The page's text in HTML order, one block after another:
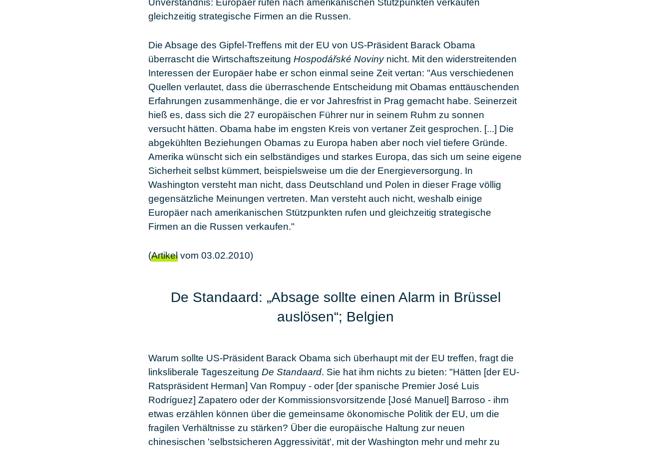
Unverständnis: Europäer rufen nach amerikanischen Stützpunkten verkaufen
gleichzeitig strategische Firmen an die Russen.
Die Absage des Gipfel-Treffens mit der EU von US-Präsident Barack Obama
überrascht die Wirtschaftszeitung Hospodářské Novinynicht. Mit den widerstreitenden
Interessen der Europäer habe er schon einmal seine Zeit vertan: "Aus verschiedenen
Quellen verlautet, dass die überraschende Entscheidung mit Obamas enttäuschenden
Erfahrungen zusammenhänge, die er vor Jahresfrist in Prag gemacht habe. Seinerzeit
hieß es, dass sich die 27 europäischen Führer nur in seinem Ruhm zu sonnen
versucht hätten. Obama habe im engsten Kreis von vertaner Zeit gesprochen. [...] Die
abgekühlten Beziehungen Obamas zu Europa haben aber noch viel tiefere Gründe.
Amerika wünscht sich ein selbständiges und starkes Europa, das sich um seine eigene
Sicherheit selbst kümmert, beispielsweise um die der Energieversorgung. In
Washington versteht man nicht, dass Deutschland und Polen in dieser Frage völlig
gegensätzliche Meinungen vertreten. Man versteht auch nicht, weshalb einige
Europäer nach amerikanischen Stützpunkten rufen und gleichzeitig strategische
Firmen an die Russen verkaufen."
(Artikel vom 03.02.2010)
De Standaard: „Absage sollte einen Alarm in Brüssel
auslösen“; Belgien
Warum sollte US-Präsident Barack Obama sich überhaupt mit der EU treffen, fragt die
linksliberale Tageszeitung De Standaard. Sie hat ihm nichts zu bieten: "Hätten [der EU-
Ratspräsident Herman] Van Rompuy - oder [der spanische Premier José Luis
Rodríguez] Zapatero oder der Kommissionsvorsitzende [José Manuel] Barroso - ihm
etwas erzählen können über die gemeinsame ökonomische Politik der EU, um die
fragilen Verhältnisse zu stärken? Über die europäische Haltung zur neuen
chinesischen 'selbstsicheren Aggressivität', mit der Washington mehr und mehr zu